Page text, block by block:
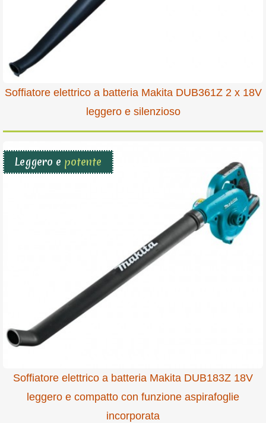
Soffiatore elettrico a batteria Makita DUB361Z 2 x 18V
leggero e silenzioso
Leggero e potente
Soffiatore elettrico a batteria Makita DUB183Z 18V
leggero e compatto con funzione aspirafoglie
incorporata